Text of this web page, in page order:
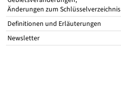
Änderungen zum Schlüsselverzeichnis
Definitionen und Erläuterungen
Newsletter